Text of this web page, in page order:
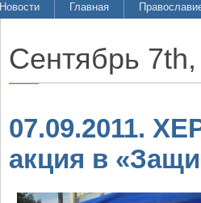
Новости
Межконфессиональные
отношения
Официальная хроника
Расколы, ереси, секты
СОЦИАЛЬНОЕ
СЛУЖЕНИЕ
Главная
История
Сентябрь
07.09.2011.
акция в